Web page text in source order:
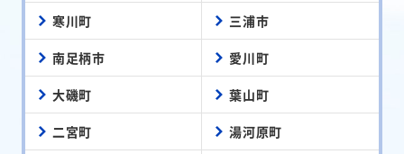
寒川町 三浦市
南足柄市 愛川町
大磯町 葉山町
二宮町 湯河原町